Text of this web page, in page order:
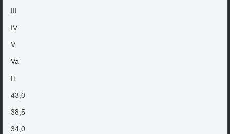
III
IV
V
Va
H
43,0
38,5
34,0